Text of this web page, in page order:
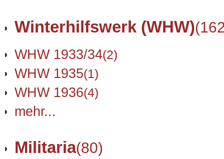
Winterhilfswerk (WHW)
WHW 1933/34(2)
WHW 1935(1)
WHW 1936(4)
mehr...
Militaria(80)